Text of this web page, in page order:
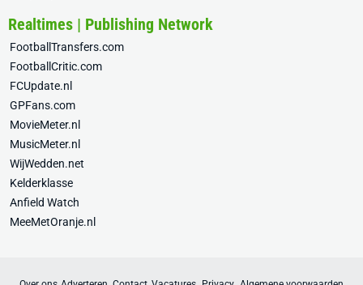
Realtimes | Publishing Network
FootballTransfers.com
FootballCritic.com
FCUpdate.nl
GPFans.com
MovieMeter.nl
MusicMeter.nl
WijWedden.net
Kelderklasse
Anfield Watch
MeeMetOranje.nl